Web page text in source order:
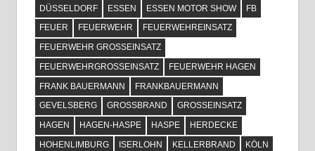
DÜSSELDORF
ESSEN ESSEN MOTOR SHOW
FB
FEUER
FEUERWEHR
FEUERWEHREINSATZ
FEUERWEHR GROSSEINSATZ
FEUERWEHRGROSSEINSATZ
FEUERWEHR HAGEN
FRANK BAUERMANN
FRANKBAUERMANN
GEVELSBERG
GROSSBRAND
GROSSEINSATZ
HAGEN
HAGEN-HASPE HASPE
HERDECKE
HOHENLIMBURG
ISERLOHN KELLERBRAND
KÖLN